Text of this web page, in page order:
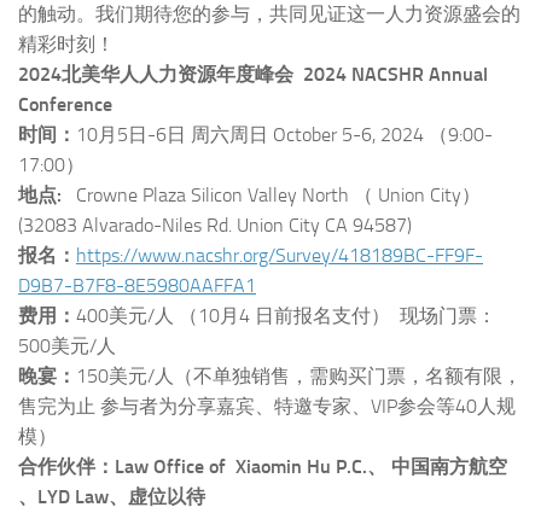
的触动。我们期待您的参与，共同见证这一人力资源盛会的
精彩时刻！
2024北美华人人力资源年度峰会 2024 NACSHR Annual
Conference
时间： 10月5日-6日 周六周日 October 5-6, 2024 （9:00-
17:00）
地点: Crowne Plaza Silicon Valley North （ Union City）
(32083 Alvarado-Niles Rd. Union City CA 94587)
报名： https://www.nacshr.org/Survey/418189BC-FF9F-
D9B7-B7F8-8E5980AAFFA1
费用： 400美元/人 （10月4 日前报名支付） 现场门票：
500美元/人
晚宴： 150美元/人（不单独销售，需购买门票，名额有限，
售完为止 参与者为分享嘉宾、特邀专家、VIP参会等40人规
模）
合作伙伴： Law Office of Xiaomin Hu P.C.、 中国南方航空
、LYD Law、虚位以待